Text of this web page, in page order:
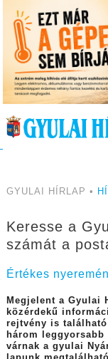
GYULAI HÍRLAP •
Keresse a
számát a
Értékes
Megjelent a Gyulai
közérdekű
rejtvény is
három leggyorsabb
várnak a gyulai